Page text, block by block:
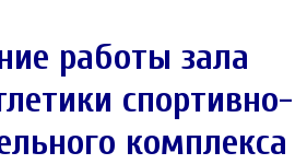
работы зала
спортивно-
комплекса